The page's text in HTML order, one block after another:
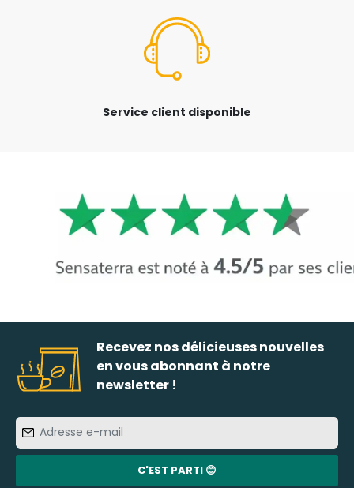
Service client disponible
Recevez nos délicieuses nouvelles
en vous abonnant à notre
newsletter !
e-
mail
C'EST PARTI 😊